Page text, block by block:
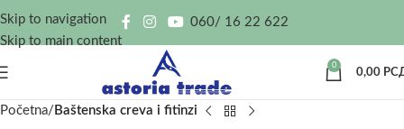
Skip to navigation
Skip to main content
060/ 16 22 622
0
0,00
Početna Baštenska creva i fitinzi